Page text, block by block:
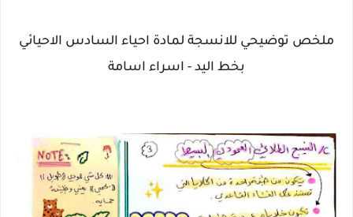
ملخص توضيحي للانسجة لمادة احياء السادس الاحيائي
بخط اليد - اسراء اسامة